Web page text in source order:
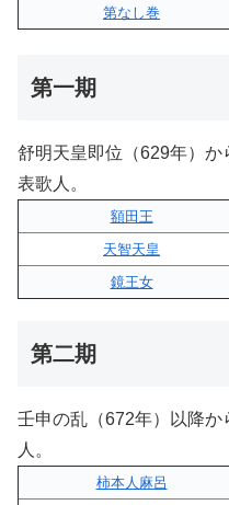
第なし巻
第一期
舒明天皇即位（629年）
表歌人。
額田王
天智天皇
鏡王女
第二期
壬申の乱（672年）以降
人。
柿本人麻呂